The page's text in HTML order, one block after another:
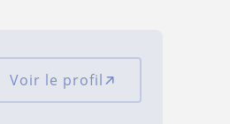
Voir le profil